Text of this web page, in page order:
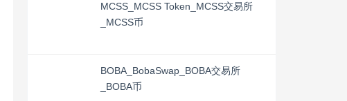
MCSS_MCSS Token_MCSS交易所
_MCSS币
BOBA_BobaSwap_BOBA交易所
_BOBA币